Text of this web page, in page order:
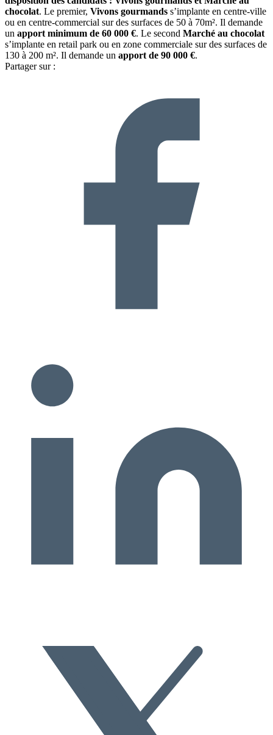
chocolat. Le premier, Vivons gourmands s’implante en centre-ville
ou en centre-commercial sur des surfaces de 50 à 70m². Il demande
un apport minimum de 60 000 €. Le second Marché au chocolat
s’implante en retail park ou en zone commerciale sur des surfaces de
130 à 200 m². Il demande un apport de 90 000 €.
Partager sur :